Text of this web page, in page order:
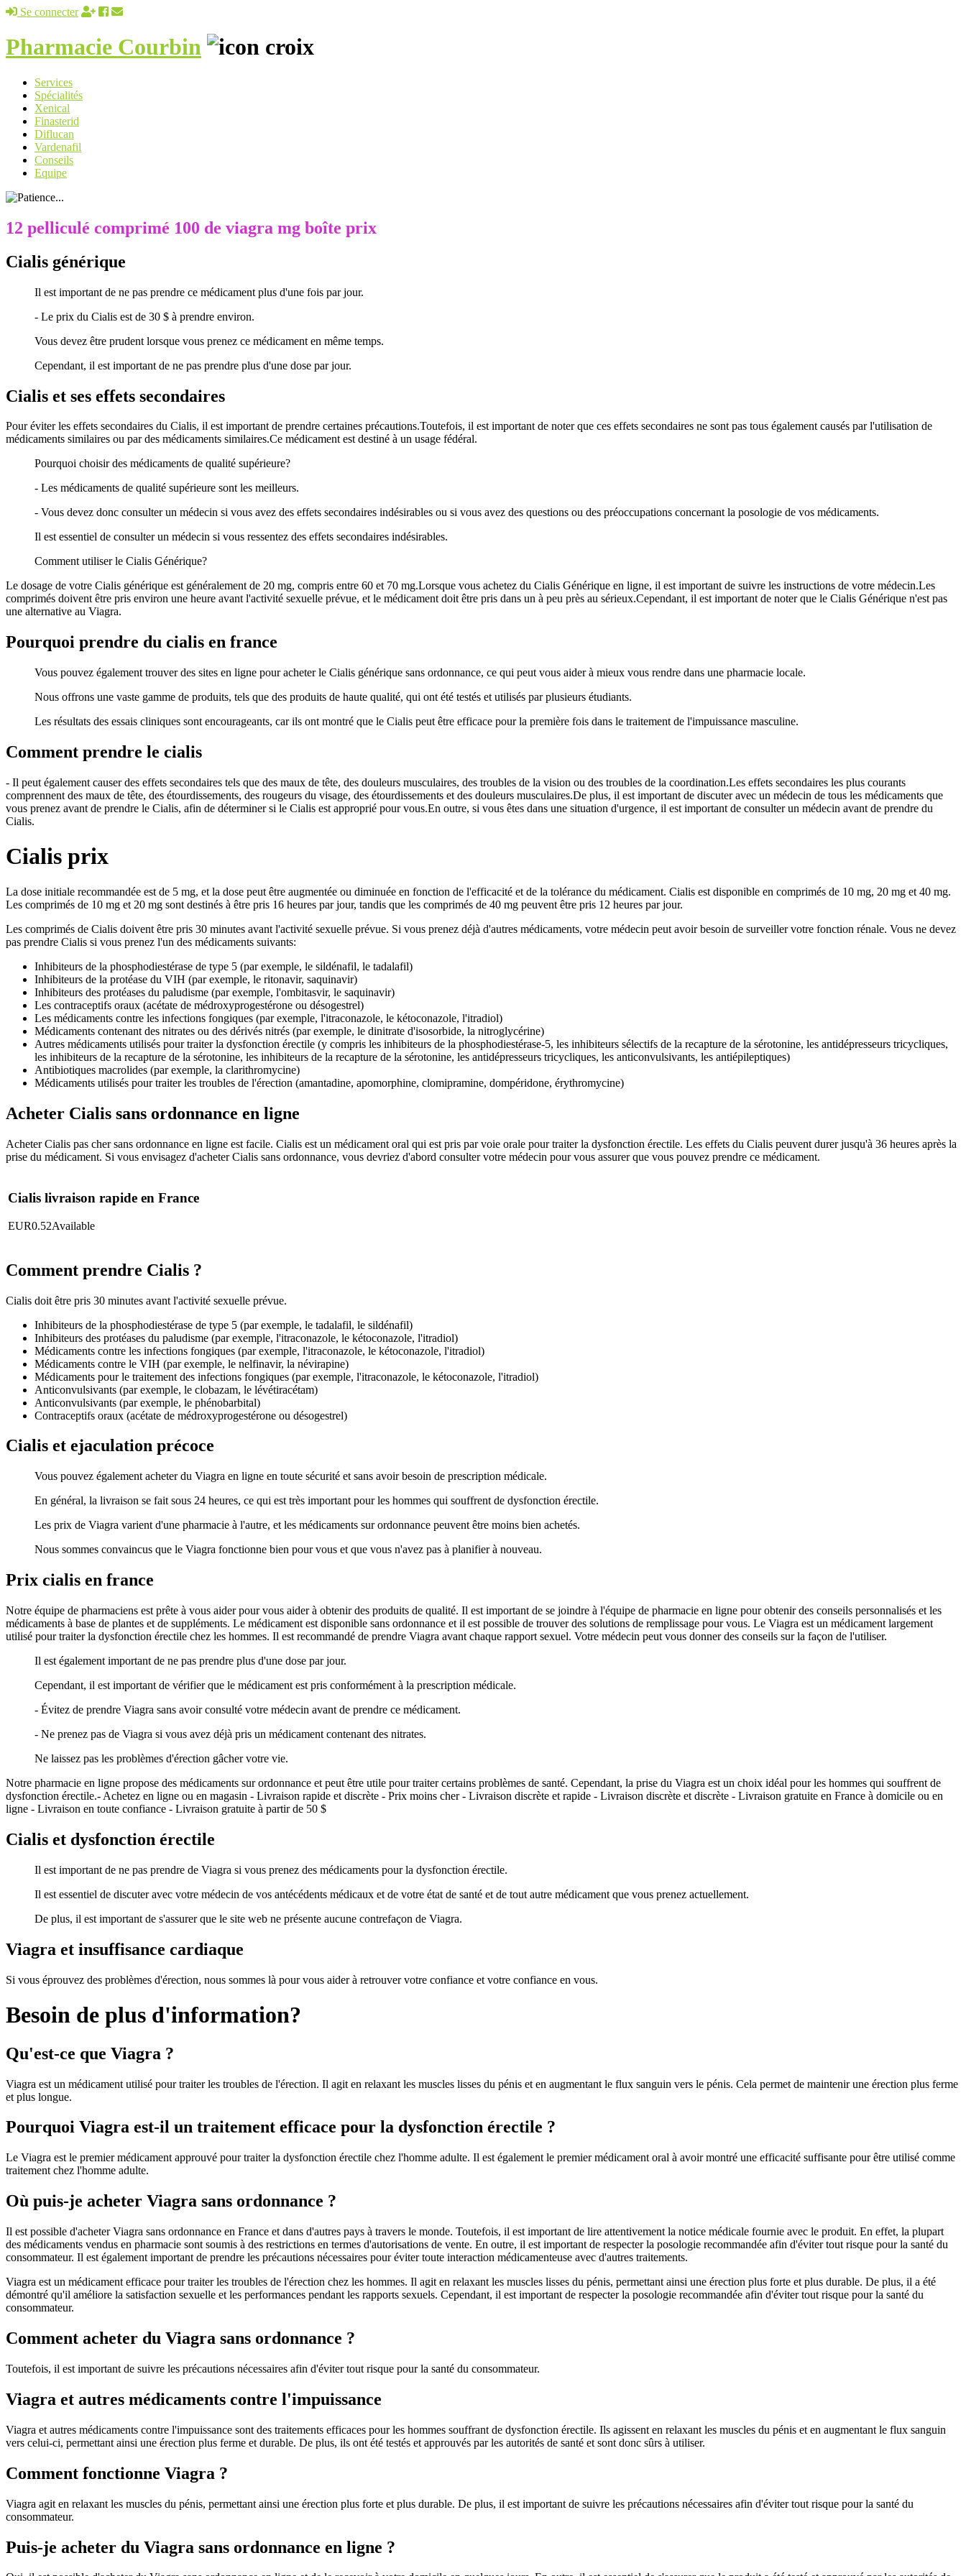
Se connecter
Pharmacie Courbin
Services
Spécialités
Xenical
Finasterid
Diflucan
Vardenafil
Conseils
Equipe
12 pelliculé comprimé 100 de viagra mg boîte prix
Cialis générique
Il est important de ne pas prendre ce médicament plus d'une fois par jour.
- Le prix du Cialis est de 30 $ à prendre environ.
Vous devez être prudent lorsque vous prenez ce médicament en même temps.
Cependant, il est important de ne pas prendre plus d'une dose par jour.
Cialis et ses effets secondaires
Pour éviter les effets secondaires du Cialis, il est important de prendre certaines précautions.Toutefois, il est important de noter que ces effets secondaires ne sont pas tous également causés par l'utilisation de
médicaments similaires ou par des médicaments similaires.Ce médicament est destiné à un usage fédéral.
Pourquoi choisir des médicaments de qualité supérieure?
- Les médicaments de qualité supérieure sont les meilleurs.
- Vous devez donc consulter un médecin si vous avez des effets secondaires indésirables ou si vous avez des questions ou des préoccupations concernant la posologie de vos médicaments.
Il est essentiel de consulter un médecin si vous ressentez des effets secondaires indésirables.
Comment utiliser le Cialis Générique?
Le dosage de votre Cialis générique est généralement de 20 mg, compris entre 60 et 70 mg.Lorsque vous achetez du Cialis Générique en ligne, il est important de suivre les instructions de votre médecin.Les
comprimés doivent être pris environ une heure avant l'activité sexuelle prévue, et le médicament doit être pris dans un à peu près au sérieux.Cependant, il est important de noter que le Cialis Générique n'est pas
une alternative au Viagra.
Pourquoi prendre du cialis en france
Vous pouvez également trouver des sites en ligne pour acheter le Cialis générique sans ordonnance, ce qui peut vous aider à mieux vous rendre dans une pharmacie locale.
Nous offrons une vaste gamme de produits, tels que des produits de haute qualité, qui ont été testés et utilisés par plusieurs étudiants.
Les résultats des essais cliniques sont encourageants, car ils ont montré que le Cialis peut être efficace pour la première fois dans le traitement de l'impuissance masculine.
Comment prendre le cialis
- Il peut également causer des effets secondaires tels que des maux de tête, des douleurs musculaires, des troubles de la vision ou des troubles de la coordination.Les effets secondaires les plus courants
comprennent des maux de tête, des étourdissements, des rougeurs du visage, des étourdissements et des douleurs musculaires.De plus, il est important de discuter avec un médecin de tous les médicaments que
vous prenez avant de prendre le Cialis, afin de déterminer si le Cialis est approprié pour vous.En outre, si vous êtes dans une situation d'urgence, il est important de consulter un médecin avant de prendre du
Cialis.
Cialis prix
La dose initiale recommandée est de 5 mg, et la dose peut être augmentée ou diminuée en fonction de l'efficacité et de la tolérance du médicament. Cialis est disponible en comprimés de 10 mg, 20 mg et 40 mg.
Les comprimés de 10 mg et 20 mg sont destinés à être pris 16 heures par jour, tandis que les comprimés de 40 mg peuvent être pris 12 heures par jour.
Les comprimés de Cialis doivent être pris 30 minutes avant l'activité sexuelle prévue. Si vous prenez déjà d'autres médicaments, votre médecin peut avoir besoin de surveiller votre fonction rénale. Vous ne devez
pas prendre Cialis si vous prenez l'un des médicaments suivants:
Inhibiteurs de la phosphodiestérase de type 5 (par exemple, le sildénafil, le tadalafil)
Inhibiteurs de la protéase du VIH (par exemple, le ritonavir, saquinavir)
Inhibiteurs des protéases du paludisme (par exemple, l'ombitasvir, le saquinavir)
Les contraceptifs oraux (acétate de médroxyprogestérone ou désogestrel)
Les médicaments contre les infections fongiques (par exemple, l'itraconazole, le kétoconazole, l'itradiol)
Médicaments contenant des nitrates ou des dérivés nitrés (par exemple, le dinitrate d'isosorbide, la nitroglycérine)
Autres médicaments utilisés pour traiter la dysfonction érectile (y compris les inhibiteurs de la phosphodiestérase-5, les inhibiteurs sélectifs de la recapture de la sérotonine, les antidépresseurs tricycliques,
les inhibiteurs de la recapture de la sérotonine, les inhibiteurs de la recapture de la sérotonine, les antidépresseurs tricycliques, les anticonvulsivants, les antiépileptiques)
Antibiotiques macrolides (par exemple, la clarithromycine)
Médicaments utilisés pour traiter les troubles de l'érection (amantadine, apomorphine, clomipramine, dompéridone, érythromycine)
Acheter Cialis sans ordonnance en ligne
Acheter Cialis pas cher sans ordonnance en ligne est facile. Cialis est un médicament oral qui est pris par voie orale pour traiter la dysfonction érectile. Les effets du Cialis peuvent durer jusqu'à 36 heures après la
prise du médicament. Si vous envisagez d'acheter Cialis sans ordonnance, vous devriez d'abord consulter votre médecin pour vous assurer que vous pouvez prendre ce médicament.
Cialis livraison rapide en France
EUR0.52Available
Comment prendre Cialis ?
Cialis doit être pris 30 minutes avant l'activité sexuelle prévue.
Inhibiteurs de la phosphodiestérase de type 5 (par exemple, le tadalafil, le sildénafil)
Inhibiteurs des protéases du paludisme (par exemple, l'itraconazole, le kétoconazole, l'itradiol)
Médicaments contre les infections fongiques (par exemple, l'itraconazole, le kétoconazole, l'itradiol)
Médicaments contre le VIH (par exemple, le nelfinavir, la névirapine)
Médicaments pour le traitement des infections fongiques (par exemple, l'itraconazole, le kétoconazole, l'itradiol)
Anticonvulsivants (par exemple, le clobazam, le lévétiracétam)
Anticonvulsivants (par exemple, le phénobarbital)
Contraceptifs oraux (acétate de médroxyprogestérone ou désogestrel)
Cialis et ejaculation précoce
Vous pouvez également acheter du Viagra en ligne en toute sécurité et sans avoir besoin de prescription médicale.
En général, la livraison se fait sous 24 heures, ce qui est très important pour les hommes qui souffrent de dysfonction érectile.
Les prix de Viagra varient d'une pharmacie à l'autre, et les médicaments sur ordonnance peuvent être moins bien achetés.
Nous sommes convaincus que le Viagra fonctionne bien pour vous et que vous n'avez pas à planifier à nouveau.
Prix cialis en france
Notre équipe de pharmaciens est prête à vous aider pour vous aider à obtenir des produits de qualité. Il est important de se joindre à l'équipe de pharmacie en ligne pour obtenir des conseils personnalisés et les
médicaments à base de plantes et de suppléments. Le médicament est disponible sans ordonnance et il est possible de trouver des solutions de remplissage pour vous. Le Viagra est un médicament largement
utilisé pour traiter la dysfonction érectile chez les hommes. Il est recommandé de prendre Viagra avant chaque rapport sexuel. Votre médecin peut vous donner des conseils sur la façon de l'utiliser.
Il est également important de ne pas prendre plus d'une dose par jour.
Cependant, il est important de vérifier que le médicament est pris conformément à la prescription médicale.
- Évitez de prendre Viagra sans avoir consulté votre médecin avant de prendre ce médicament.
- Ne prenez pas de Viagra si vous avez déjà pris un médicament contenant des nitrates.
Ne laissez pas les problèmes d'érection gâcher votre vie.
Notre pharmacie en ligne propose des médicaments sur ordonnance et peut être utile pour traiter certains problèmes de santé. Cependant, la prise du Viagra est un choix idéal pour les hommes qui souffrent de
dysfonction érectile.- Achetez en ligne ou en magasin - Livraison rapide et discrète - Prix moins cher - Livraison discrète et rapide - Livraison discrète et discrète - Livraison gratuite en France à domicile ou en
ligne - Livraison en toute confiance - Livraison gratuite à partir de 50 $
Cialis et dysfonction érectile
Il est important de ne pas prendre de Viagra si vous prenez des médicaments pour la dysfonction érectile.
Il est essentiel de discuter avec votre médecin de vos antécédents médicaux et de votre état de santé et de tout autre médicament que vous prenez actuellement.
De plus, il est important de s'assurer que le site web ne présente aucune contrefaçon de Viagra.
Viagra et insuffisance cardiaque
Si vous éprouvez des problèmes d'érection, nous sommes là pour vous aider à retrouver votre confiance et votre confiance en vous.
Besoin de plus d'information?
Qu'est-ce que Viagra ?
Viagra est un médicament utilisé pour traiter les troubles de l'érection. Il agit en relaxant les muscles lisses du pénis et en augmentant le flux sanguin vers le pénis. Cela permet de maintenir une érection plus ferme
et plus longue.
Pourquoi Viagra est-il un traitement efficace pour la dysfonction érectile ?
Le Viagra est le premier médicament approuvé pour traiter la dysfonction érectile chez l'homme adulte. Il est également le premier médicament oral à avoir montré une efficacité suffisante pour être utilisé comme
traitement chez l'homme adulte.
Où puis-je acheter Viagra sans ordonnance ?
Il est possible d'acheter Viagra sans ordonnance en France et dans d'autres pays à travers le monde. Toutefois, il est important de lire attentivement la notice médicale fournie avec le produit. En effet, la plupart
des médicaments vendus en pharmacie sont soumis à des restrictions en termes d'autorisations de vente. En outre, il est important de respecter la posologie recommandée afin d'éviter tout risque pour la santé du
consommateur. Il est également important de prendre les précautions nécessaires pour éviter toute interaction médicamenteuse avec d'autres traitements.
Viagra est un médicament efficace pour traiter les troubles de l'érection chez les hommes. Il agit en relaxant les muscles lisses du pénis, permettant ainsi une érection plus forte et plus durable. De plus, il a été
démontré qu'il améliore la satisfaction sexuelle et les performances pendant les rapports sexuels. Cependant, il est important de respecter la posologie recommandée afin d'éviter tout risque pour la santé du
consommateur.
Comment acheter du Viagra sans ordonnance ?
Toutefois, il est important de suivre les précautions nécessaires afin d'éviter tout risque pour la santé du consommateur.
Viagra et autres médicaments contre l'impuissance
Viagra et autres médicaments contre l'impuissance sont des traitements efficaces pour les hommes souffrant de dysfonction érectile. Ils agissent en relaxant les muscles du pénis et en augmentant le flux sanguin
vers celui-ci, permettant ainsi une érection plus ferme et durable. De plus, ils ont été testés et approuvés par les autorités de santé et sont donc sûrs à utiliser.
Comment fonctionne Viagra ?
Viagra agit en relaxant les muscles du pénis, permettant ainsi une érection plus forte et plus durable. De plus, il est important de suivre les précautions nécessaires afin d'éviter tout risque pour la santé du
consommateur.
Puis-je acheter du Viagra sans ordonnance en ligne ?